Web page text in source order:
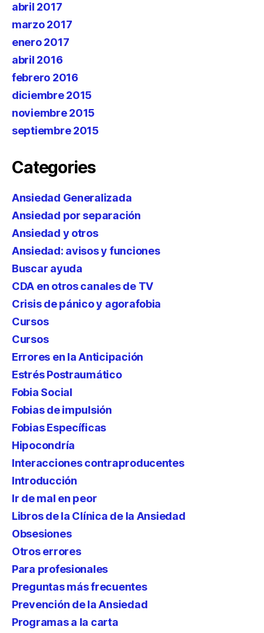
abril 2017
marzo 2017
enero 2017
abril 2016
febrero 2016
diciembre 2015
noviembre 2015
septiembre 2015
Categories
Ansiedad Generalizada
Ansiedad por separación
Ansiedad y otros
Ansiedad: avisos y funciones
Buscar ayuda
CDA en otros canales de TV
Crisis de pánico y agorafobia
Cursos
Cursos
Errores en la Anticipación
Estrés Postraumático
Fobia Social
Fobias de impulsión
Fobias Específicas
Hipocondría
Interacciones contraproducentes
Introducción
Ir de mal en peor
Libros de la Clínica de la Ansiedad
Obsesiones
Otros errores
Para profesionales
Preguntas más frecuentes
Prevención de la Ansiedad
Programas a la carta